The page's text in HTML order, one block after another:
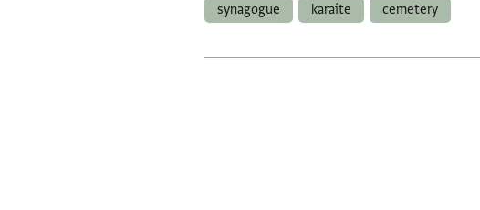
cemetery
karaite
synagogue